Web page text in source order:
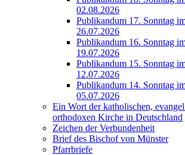
02.08.2026
Publikandum 17. Sonntag
26.07.2026
Publikandum 16. Sonntag
19.07.2026
Publikandum 15. Sonntag
12.07.2026
Publikandum 14. Sonntag
05.07.2026
Ein Wort der katholischen,
orthodoxen Kirche in Deutschland
Zeichen der Verbundenheit
Brief des Bischof von Münster
Pfarrbriefe